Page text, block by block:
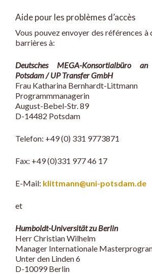
Aide pour les problèmes d’accès
Vous pouvez envoyer des références à
barrières à:
Deutsches MEGA-Konsortialbüro
Potsdam / UP Transfer GmbH
Frau Katharina Bernhardt-Littmann
Programmmanagerin
August-Bebel-Str. 89
D-14482 Potsdam
Telefon: +49 (0) 331 9773871
Fax: +49 (0)331 977 46 17
E-Mail: klittmann@uni-potsdam.de
et
Humboldt-Universität zu Berlin
Herr Christian Wilhelm
Manager Internationale
Unter den Linden 6
D-10099 Berlin